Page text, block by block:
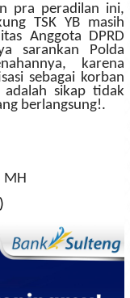
pra peradilan ini,
TSK YB masih
Anggota DPRD
sarankan Polda
karena
sebagai korban
adalah sikap tidak
berlangsung!.
MH